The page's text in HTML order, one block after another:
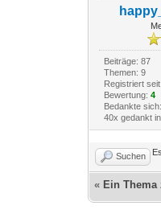
Beiträge: 87
Themen: 9
Registriert
Bewertung: 4
Bedankte
40x gedankt
Suchen
« Ein Thema